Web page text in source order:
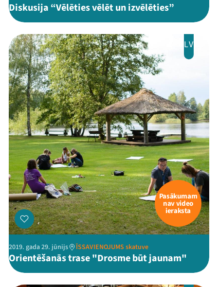
Diskusija “Vēlēties vēlēt un izvēlēties”
LV
Pasākumam
nav video
ieraksta
2019. gada 29. jūnijs ĪSSAVIENOJUMS skatuve
Orientēšanās trase "Drosme būt jaunam"